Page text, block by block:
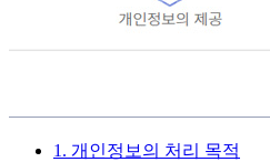
1. 개인정보의 처리 목적